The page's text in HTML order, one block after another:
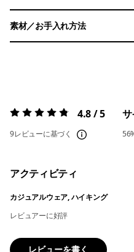
素材／お手入れ方法
評価:4.8 / 5 4.8 / 5
9レビューに基づく
サ
アクティビティ
カジュアルウェア, ハイキング
レビュアーに好評
レビューを書く